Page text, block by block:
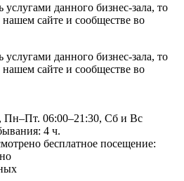
данного бизнес-зала, то
нашем сайте и сообществе во
данного бизнес-зала, то
нашем сайте и сообществе во
Пн–Пт. 06:00–21:30, Сб и Вс
4 ч.
бесплатное посещение: